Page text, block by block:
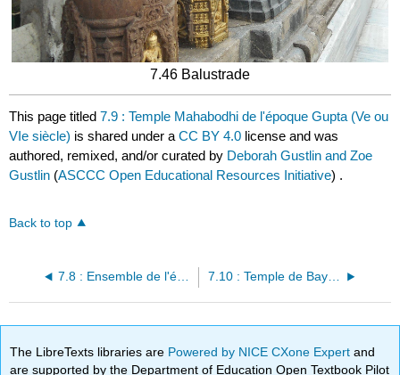
7.46 Balustrade
This page titled7.9 : Temple Mahabodhi de l'époque Gupta (Ve ou
VIe siècle) is shared under aCC BY 4.0 license and was
authored, remixed, and/or curated by Deborah Gustlin and Zoe
Gustlin (ASCCC Open Educational Resources Initiative) .
Back to top
7.8 : Ensemble de l'église éthiopienne de Lalibela (XIIe et XIIIe siècles) 7.10 : Temple de Bayon de l'Empire khmer (XIIIe siècle)
The LibreTexts libraries are Powered by NICE CXone Expertand
are supported by the Department of Education Open Textbook Pilot